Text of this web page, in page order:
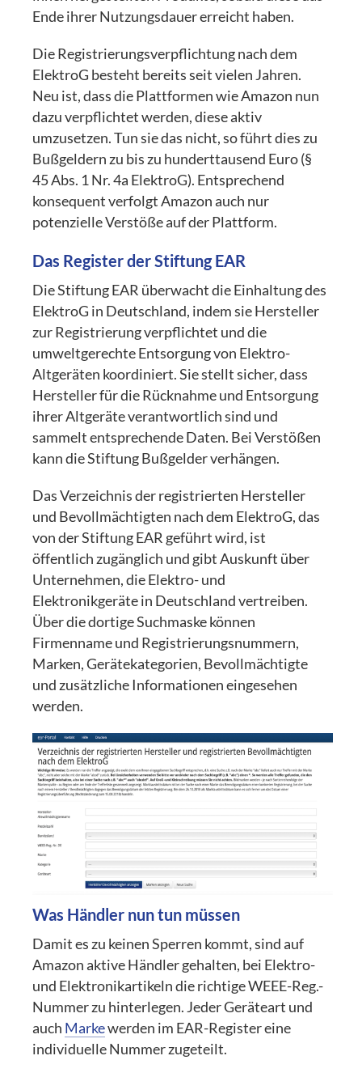
Ende ihrer Nutzungsdauer erreicht haben.
Die Registrierungsverpflichtung nach dem
ElektroG besteht bereits seit vielen Jahren.
Neu ist, dass die Plattformen wie Amazon nun
dazu verpflichtet werden, diese aktiv
umzusetzen. Tun sie das nicht, so führt dies zu
Bußgeldern zu bis zu hunderttausend Euro (§
45 Abs. 1 Nr. 4a ElektroG). Entsprechend
konsequent verfolgt Amazon auch nur
potenzielle Verstöße auf der Plattform.
Das Register der Stiftung EAR
Die Stiftung EAR überwacht die Einhaltung des
ElektroG in Deutschland, indem sie Hersteller
zur Registrierung verpflichtet und die
umweltgerechte Entsorgung von Elektro-
Altgeräten koordiniert. Sie stellt sicher, dass
Hersteller für die Rücknahme und Entsorgung
ihrer Altgeräte verantwortlich sind und
sammelt entsprechende Daten. Bei Verstößen
kann die Stiftung Bußgelder verhängen.
Das Verzeichnis der registrierten Hersteller
und Bevollmächtigten nach dem ElektroG, das
von der Stiftung EAR geführt wird, ist
öffentlich zugänglich und gibt Auskunft über
Unternehmen, die Elektro- und
Elektronikgeräte in Deutschland vertreiben.
Über die dortige Suchmaske können
Firmenname und Registrierungsnummern,
Marken, Gerätekategorien, Bevollmächtigte
und zusätzliche Informationen eingesehen
werden.
Was Händler nun tun müssen
Damit es zu keinen Sperren kommt, sind auf
Amazon aktive Händler gehalten, bei Elektro-
und Elektronikartikeln die richtige WEEE-Reg.-
Nummer zu hinterlegen. Jeder Geräteart und
auch Markewerden im EAR-Register eine
individuelle Nummer zugeteilt.